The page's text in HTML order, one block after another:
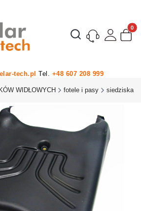
Otwórz wyszukiwarkę
tech.pl Tel. +48 607 208 999
WIDŁOWYCH fotele i pasy siedziska